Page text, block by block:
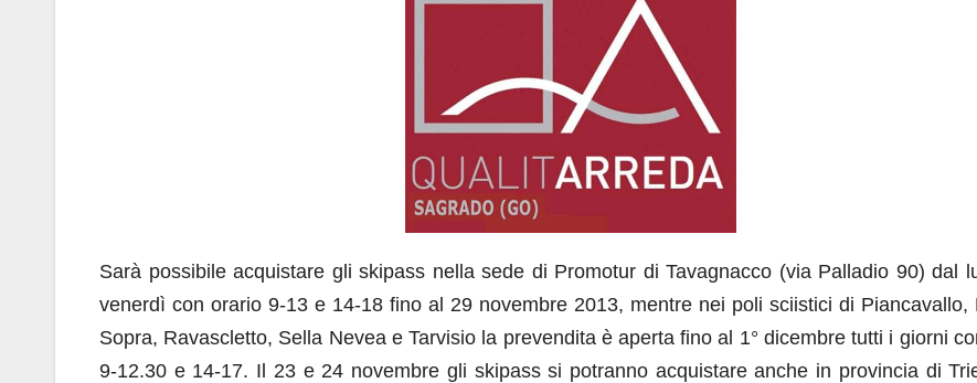
Sarà possibile acquistare gli skipass nella sede di Promotur di Tavagnacco (via Palladio 90) dal
venerdì con orario 9-13 e 14-18 fino al 29 novembre 2013, mentre nei poli sciistici di Piancavallo,
Sopra, Ravascletto, Sella Nevea e Tarvisio la prevendita è aperta fino al 1° dicembre tutti i giorni
9-12.30 e 14-17. Il 23 e 24 novembre gli skipass si potranno acquistare anche in provincia di